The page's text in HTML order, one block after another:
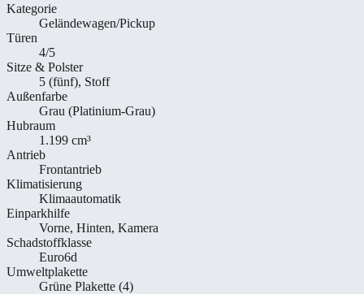
Kategorie
Geländewagen/Pickup
Türen
4/5
Sitze & Polster
5 (fünf), Stoff
Außenfarbe
Grau (Platinium-Grau)
Hubraum
1.199 cm³
Antrieb
Frontantrieb
Klimatisierung
Klimaautomatik
Einparkhilfe
Vorne, Hinten, Kamera
Schadstoffklasse
Euro6d
Umweltplakette
Grüne Plakette (4)